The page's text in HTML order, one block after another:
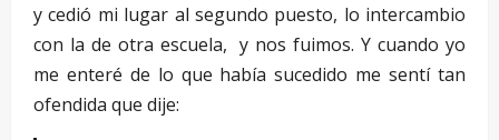
y cedió mi lugar al segundo puesto, lo intercambio
con la de otra escuela, y nos fuimos. Y cuando yo
me enteré de lo que había sucedido me sentí tan
ofendida que dije: